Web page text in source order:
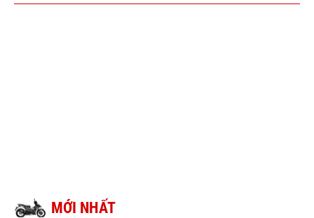
MỚI NHẤT